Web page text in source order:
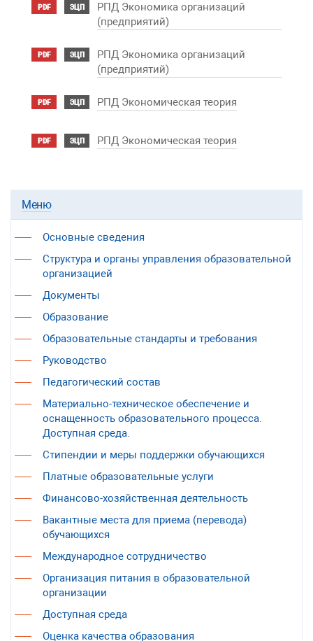
PDF ЭЦП
РПД Экономика организаций
(предприятий)
PDF ЭЦП
РПД Экономика организаций
(предприятий)
PDF ЭЦП РПД Экономическая теория
PDF ЭЦП РПД Экономическая теория
Меню
Основные сведения
Структура и органы управления образовательной
организацией
Документы
Образование
Образовательные стандарты и требования
Руководство
Педагогический состав
Материально-техническое обеспечение и
оснащенность образовательного процесса.
Доступная среда.
Стипендии и меры поддержки обучающихся
Платные образовательные услуги
Финансово-хозяйственная деятельность
Вакантные места для приема (перевода)
обучающихся
Международное сотрудничество
Организация питания в образовательной
организации
Доступная среда
Оценка качества образования